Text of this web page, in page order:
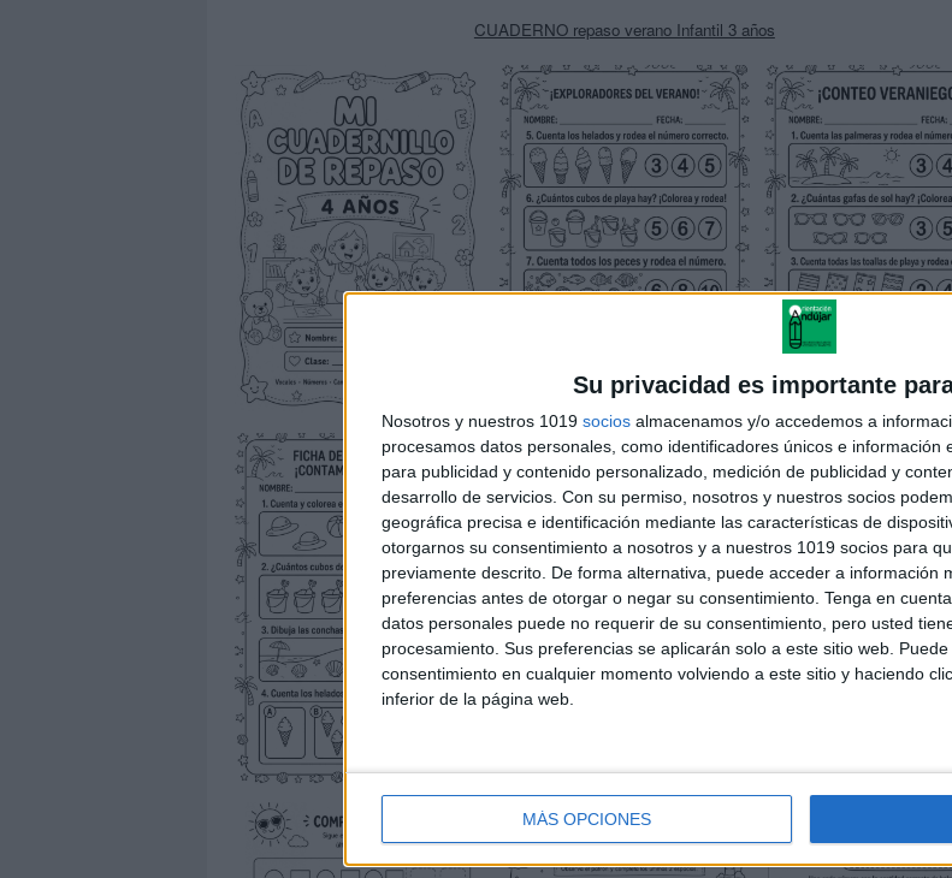
Su privacidad es importante
Nosotros y nuestros 1019 socios almacenamos y/o accedemos a
procesamos datos personales, como identificadores únicos e información
para publicidad y contenido personalizado, medición de publicidad y
desarrollo de servicios. Con su permiso, nosotros y nuestros socios
geográfica precisa e identificación mediante las características de
otorgarnos su consentimiento a nosotros y a nuestros 1019 socios para
previamente descrito. De forma alternativa, puede acceder a información
preferencias antes de otorgar o negar su consentimiento. Tenga en
datos personales puede no requerir de su consentimiento, pero usted
procesamiento. Sus preferencias se aplicarán solo a este sitio web.
consentimiento en cualquier momento volviendo a este sitio y haciendo
inferior de la página web.
MÁS OPCIONES
CUADERNO repaso verano Infantil 3 años